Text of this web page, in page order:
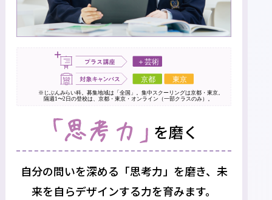
自分の問いを深める「思考力」を磨き、 未
来を自らデザインする力を育みます。